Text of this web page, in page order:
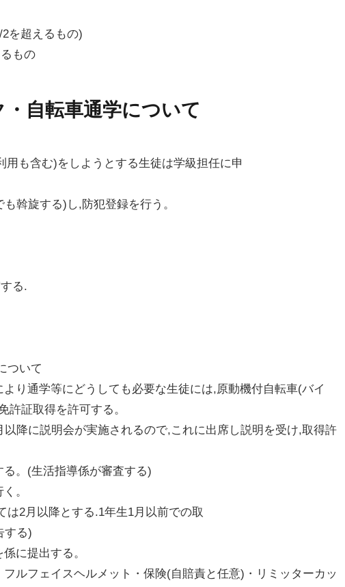
を超えるもの)
もの
自転車通学について
も含む)をしようとする生徒は学級担任に申
斡旋する)し,防犯登録を行う。
る.
ついて
り通学等にどうしても必要な生徒には,原動機付自転車(バイ
許証取得を許可する。
降に説明会が実施されるので,これに出席し説明を受け,取得許
。(生活指導係が審査する)
。
2月以降とする.1年生1月以前での取
する)
に提出する。
ルフェイスヘルメット・保険(自賠責と任意)・リミッターカッ